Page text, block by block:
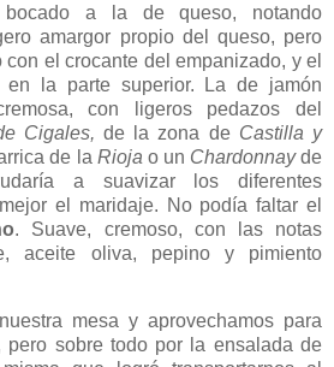
bocado a la de queso, notando
amargor propio del queso, pero
el crocante del empanizado, y el
en la parte superior. La de jamón
con ligeros pedazos del
Cigales, de la zona de Castilla y
de la Rioja o un Chardonnayde
a suavizar los diferentes
el maridaje. No podía faltar el
. Suave, cremoso, con las notas
aceite oliva, pepino y pimiento
mesa y aprovechamos para
pero sobre todo por la ensalada de